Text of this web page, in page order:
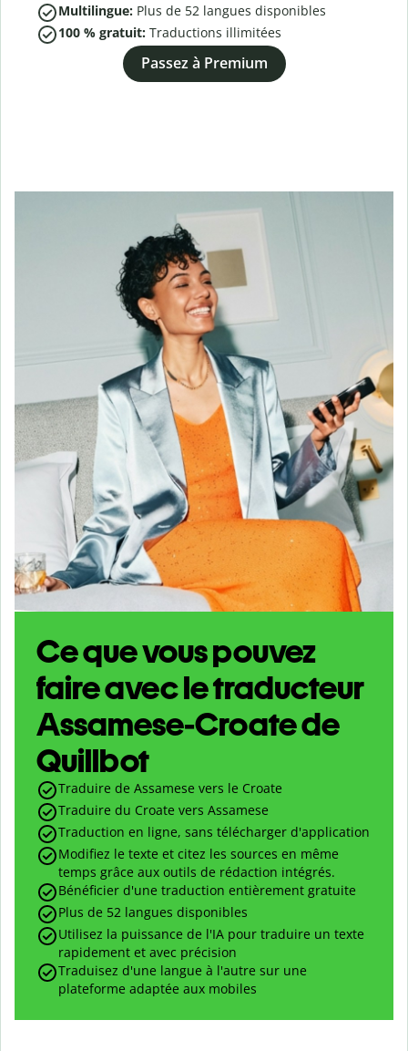
Multilingue: Plus de 52 langues disponibles
100 % gratuit: Traductions illimitées
Passez à Premium
Ce que vous pouvez
faire avec le traducteur
Assamese-Croate de
Quillbot
Traduire de Assamese vers le Croate
Traduire du Croate vers Assamese
Traduction en ligne, sans télécharger d'application
Modifiez le texte et citez les sources en même
temps grâce aux outils de rédaction intégrés.
Bénéficier d'une traduction entièrement gratuite
Plus de 52 langues disponibles
Utilisez la puissance de l'IA pour traduire un texte
rapidement et avec précision
Traduisez d'une langue à l'autre sur une
plateforme adaptée aux mobiles